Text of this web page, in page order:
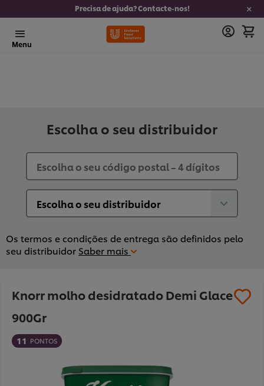
Precisa de ajuda? Contacte-nos!
Menu
Escolha o seu distribuidor
Os termos e condições de entrega são definidos pelo
seu distribuidor Saber mais
Knorr molho desidratado Demi Glace
900Gr
11 PONTOS